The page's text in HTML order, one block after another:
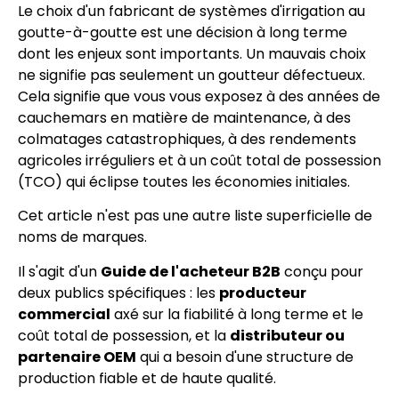
Le choix d'un fabricant de systèmes d'irrigation au
goutte-à-goutte est une décision à long terme
dont les enjeux sont importants. Un mauvais choix
ne signifie pas seulement un goutteur défectueux.
Cela signifie que vous vous exposez à des années de
cauchemars en matière de maintenance, à des
colmatages catastrophiques, à des rendements
agricoles irréguliers et à un coût total de possession
(TCO) qui éclipse toutes les économies initiales.
Cet article n'est pas une autre liste superficielle de
noms de marques.
Il s'agit d'un Guide de l'acheteur B2B conçu pour
deux publics spécifiques : les producteur
commercial axé sur la fiabilité à long terme et le
coût total de possession, et la distributeur ou
partenaire OEM qui a besoin d'une structure de
production fiable et de haute qualité.